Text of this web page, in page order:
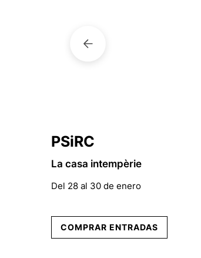
PSiRC
La casa intempèrie
Del 28 al 30 de enero
COMPRAR ENTRADAS